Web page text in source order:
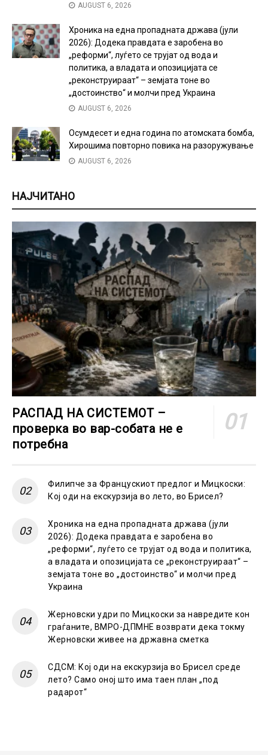
AUGUST 6, 2026
Хроника на една пропадната држава (јули
2026): Додека правдата е заробена во
„реформи“, луѓето се трујат од вода и
политика, а владата и опозицијата се
„реконструираат“ – земјата тоне во
„достоинство“ и молчи пред Украина
AUGUST 6, 2026
Осумдесет и една година по атомската бомба,
Хирошима повторно повика на разоружување
AUGUST 6, 2026
НАЈЧИТАНО
РАСПАД НА СИСТЕМОТ –
проверка во вар-собата не е
потребна
Филипче за Францускиот предлог и Мицкоски:
Кој оди на екскурзија во лето, во Брисел?
Хроника на една пропадната држава (јули
2026): Додека правдата е заробена во
„реформи“, луѓето се трујат од вода и политика,
а владата и опозицијата се „реконструираат“ –
земјата тоне во „достоинство“ и молчи пред
Украина
Жерновски удри по Мицкоски за навредите кон
граѓаните, ВМРО-ДПМНЕ возврати дека токму
Жерновски живее на државна сметка
СДСМ: Кој оди на екскурзија во Брисел среде
лето? Само оној што има таен план „под
радарот“